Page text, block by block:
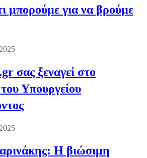
μπορούμε για να βρούμε
σας ξεναγεί στο
Υπουργείου
Η βιώσιμη